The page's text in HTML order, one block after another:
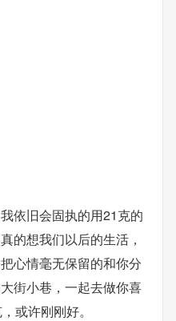
依旧会固执的用21克的
的想我们以后的生活，
心情毫无保留的和你分
街小巷，一起去做你喜
或许刚刚好。